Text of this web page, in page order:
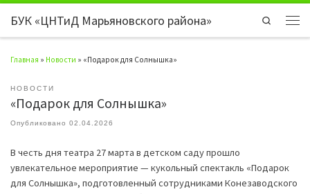
Перейти к содержимому
БУК «ЦНТиД Марьяновского района»
Search
Главная » Новости » «Подарок для Солнышка»
НОВОСТИ
«Подарок для Солнышка»
Опубликовано 02.04.2026
В честь дня театра 27 марта в детском саду прошло
увлекательное мероприятие — кукольный спектакль «Подарок
для Солнышка», подготовленный сотрудниками Конезаводского